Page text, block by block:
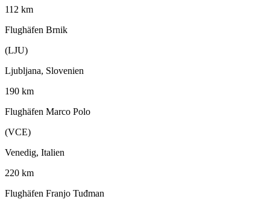
112 km
Flughäfen Brnik
(LJU)
Ljubljana, Slovenien
190 km
Flughäfen Marco Polo
(VCE)
Venedig, Italien
220 km
Flughäfen Franjo Tuđman